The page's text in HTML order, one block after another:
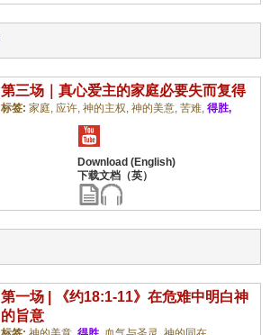
第三场｜真心爱主的家庭必要失而复得
标签: 家庭, 应许, 神的主权, 神的美意, 苦难, 得胜,
第一场 | 《约18:1-11》在危难中明白神
的旨意